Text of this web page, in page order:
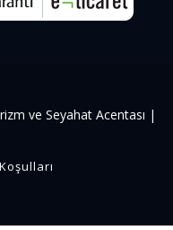
ve Seyahat Acentası |